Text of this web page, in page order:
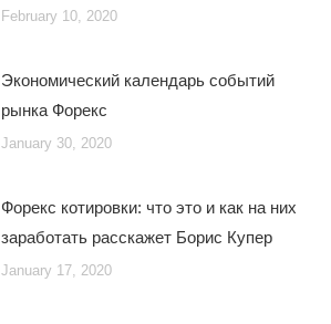
February 10, 2020
Экономический календарь событий
рынка Форекс
January 30, 2020
Форекс котировки: что это и как на них
заработать расскажет Борис Купер
January 17, 2020